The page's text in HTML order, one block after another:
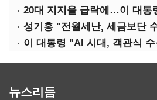
20대 지지율 급락에…이 대통
뉴스리듬